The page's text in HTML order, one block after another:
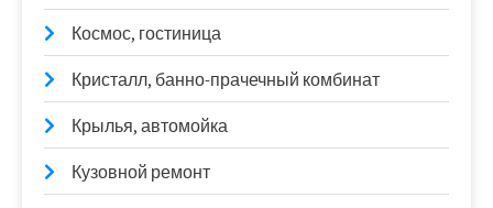
Космос, гостиница
Кристалл, банно-прачечный комбинат
Крылья, автомойка
Кузовной ремонт